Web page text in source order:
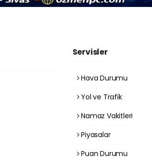
Servisler
Hava Durumu
Yol ve Trafik
Namaz Vakitleri
Piyasalar
Puan Durumu